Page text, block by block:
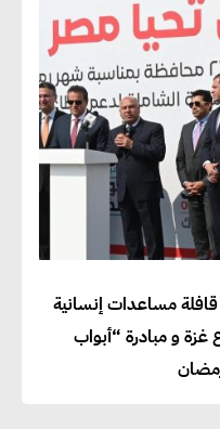
قافلة مساعدات إنسانية
غزة و مبادرة “أبواب